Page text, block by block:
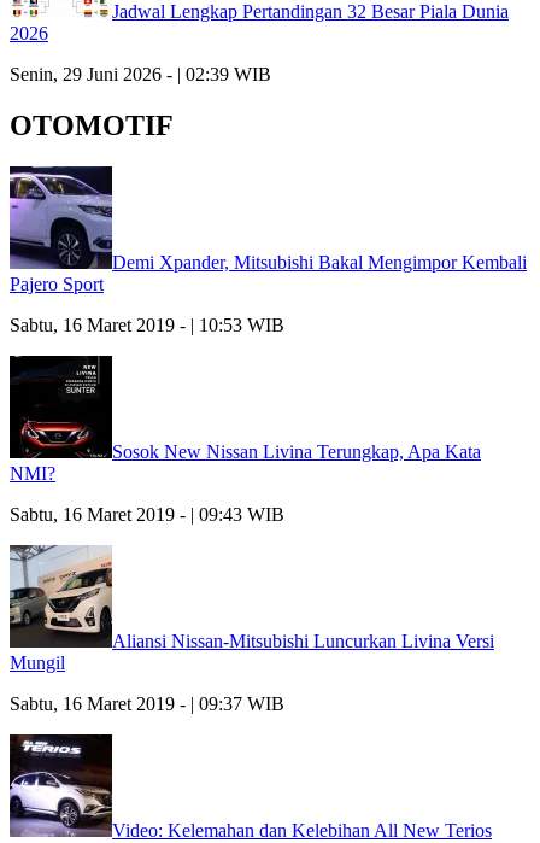
Jadwal Lengkap Pertandingan 32 Besar Piala Dunia
2026
Senin, 29 Juni 2026 - | 02:39 WIB
OTOMOTIF
Demi Xpander, Mitsubishi Bakal Mengimpor Kembali
Pajero Sport
Sabtu, 16 Maret 2019 - | 10:53 WIB
Sosok New Nissan Livina Terungkap, Apa Kata
NMI?
Sabtu, 16 Maret 2019 - | 09:43 WIB
Aliansi Nissan-Mitsubishi Luncurkan Livina Versi
Mungil
Sabtu, 16 Maret 2019 - | 09:37 WIB
Video: Kelemahan dan Kelebihan All New Terios